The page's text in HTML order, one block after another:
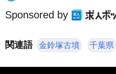
Sponsored by
関連語 金鈴塚古墳 千葉県